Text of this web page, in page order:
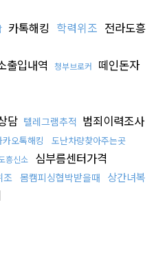
카톡해킹 학력위조 전라도흥
출입내역 청부브로커
떼인돈자
담 텔레그램추적 범죄이력조사
카오톡해킹 도난차량찾아주는곳
흥신소 심부름센터가격
조 몸캠피싱협박받을때 상간녀복